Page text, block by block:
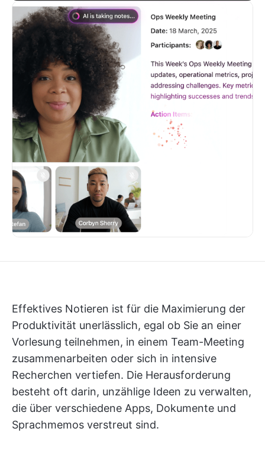
Effektives Notieren ist für die Maximierung der
Produktivität unerlässlich, egal ob Sie an einer
Vorlesung teilnehmen, in einem Team-Meeting
zusammenarbeiten oder sich in intensive
Recherchen vertiefen. Die Herausforderung
besteht oft darin, unzählige Ideen zu verwalten,
die über verschiedene Apps, Dokumente und
Sprachmemos verstreut sind.